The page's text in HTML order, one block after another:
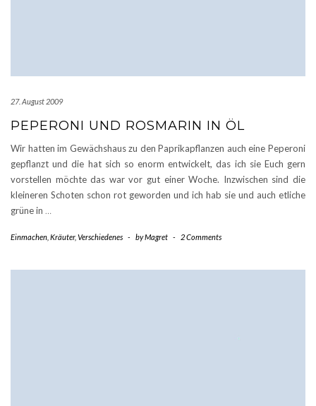
27. August 2009
PEPERONI UND ROSMARIN IN ÖL
Wir hatten im Gewächshaus zu den Paprikapflanzen auch eine Peperoni
gepflanzt und die hat sich so enorm entwickelt, das ich sie Euch gern
vorstellen möchte das war vor gut einer Woche. Inzwischen sind die
kleineren Schoten schon rot geworden und ich hab sie und auch etliche
grüne in …
Einmachen Kräuter, Verschiedenes - byMagret - 2 Comments